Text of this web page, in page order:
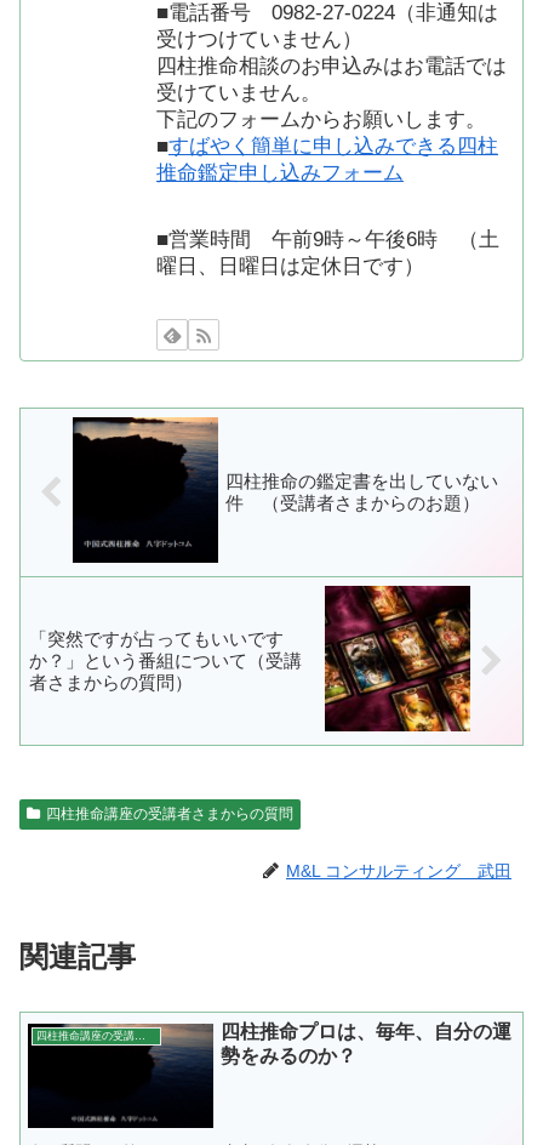
■電話番号 0982-27-0224（非通知は
受けつけていません）
四柱推命相談のお申込みはお電話では
受けていません。
下記のフォームからお願いします。
■すばやく簡単に申し込みできる四柱
推命鑑定申し込みフォーム
■営業時間 午前9時～午後6時 （土
曜日、日曜日は定休日です）
四柱推命の鑑定書を出していない
件 （受講者さまからのお題）
「突然ですが占ってもいいです
か？」という番組について（受講
者さまからの質問）
四柱推命講座の受講者さまからの質問
M&L コンサルティング 武田
関連記事
四柱推命講座の受講者さまからの質問
四柱推命プロは、毎年、自分の運
勢をみるのか？